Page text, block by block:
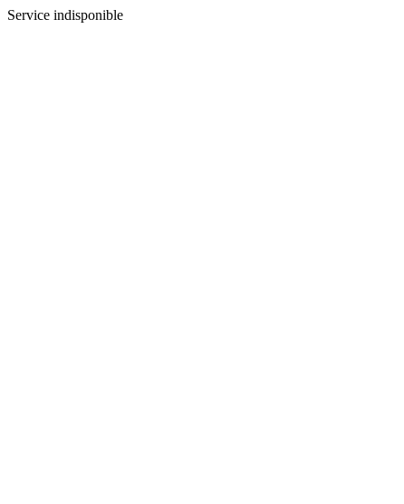
Service indisponible